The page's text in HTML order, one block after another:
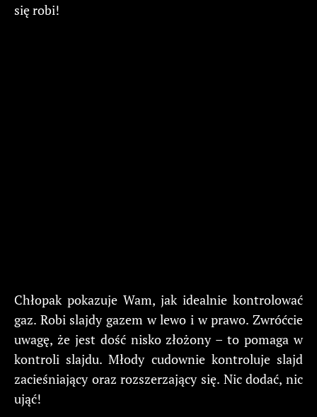
się robi!
Chłopak pokazuje Wam, jak idealnie kontrolować
gaz. Robi slajdy gazem w lewo i w prawo. Zwróćcie
uwagę, że jest dość nisko złożony – to pomaga w
kontroli slajdu. Młody cudownie kontroluje slajd
zacieśniający oraz rozszerzający się. Nic dodać, nic
ująć!